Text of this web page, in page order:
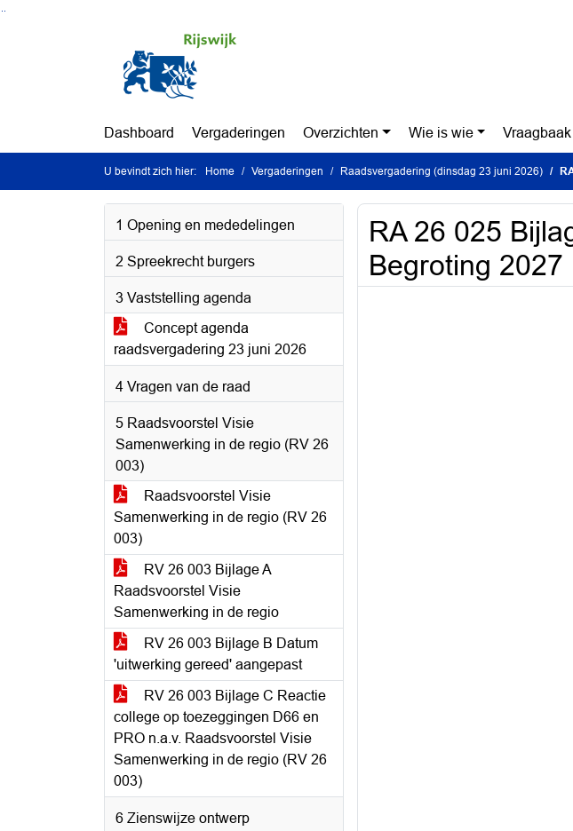
Dashboard Vergaderingen Overzichten Wie is wie Vraagbaak
U bevindt zich hier: Home Vergaderingen Raadsvergadering (dinsdag 23 juni 2026)
1 Opening en mededelingen
2 Spreekrecht burgers
3 Vaststelling agenda
Concept agenda
raadsvergadering 23 juni 2026
4 Vragen van de raad
5 Raadsvoorstel Visie
Samenwerking in de regio (RV 26
003)
Raadsvoorstel Visie
Samenwerking in de regio (RV 26
003)
RV 26 003 Bijlage A
Raadsvoorstel Visie
Samenwerking in de regio
RV 26 003 Bijlage B Datum
'uitwerking gereed' aangepast
RV 26 003 Bijlage C Reactie
college op toezeggingen D66 en
PRO n.a.v. Raadsvoorstel Visie
Samenwerking in de regio (RV 26
003)
6 Zienswijze ontwerp
RA 26 025
Begroting 2027